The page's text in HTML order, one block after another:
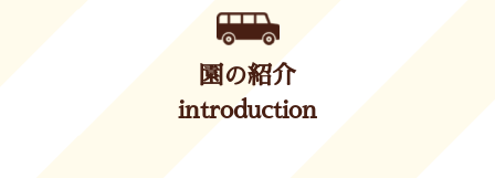
園の紹介
introduction